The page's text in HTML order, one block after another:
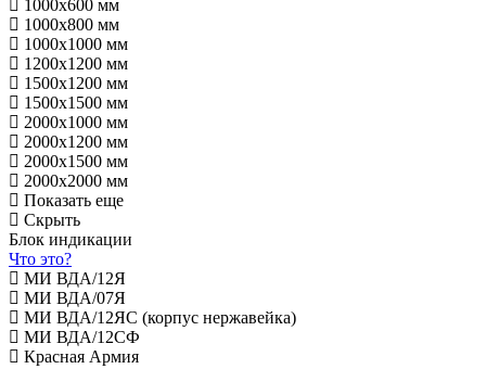
1000х600 мм
1000х800 мм
1000х1000 мм
1200х1200 мм
1500х1200 мм
1500х1500 мм
2000х1000 мм
2000х1200 мм
2000х1500 мм
2000х2000 мм
Показать еще
Скрыть
Блок индикации
Что это?
МИ ВДА/12Я
МИ ВДА/07Я
МИ ВДА/12ЯС (корпус нержавейка)
МИ ВДА/12СФ
Красная Армия